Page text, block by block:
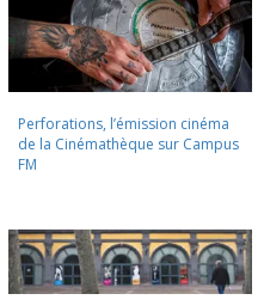
Perforations, l’émission cinéma
de la Cinémathèque sur Campus
FM